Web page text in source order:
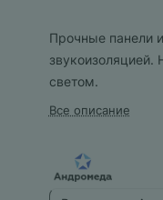
Прочные панели
светом.
Все описание